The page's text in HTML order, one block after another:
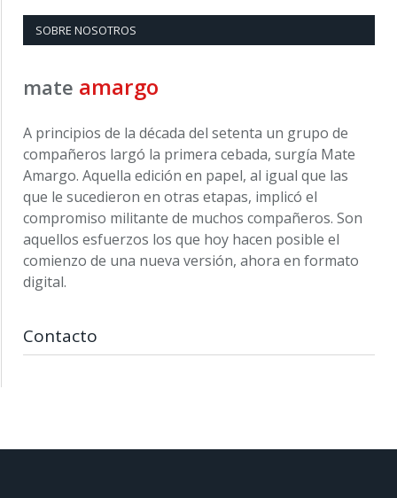
SOBRE NOSOTROS
mate amargo
A principios de la década del setenta un grupo de
compañeros largó la primera cebada, surgía Mate
Amargo. Aquella edición en papel, al igual que las
que le sucedieron en otras etapas, implicó el
compromiso militante de muchos compañeros. Son
aquellos esfuerzos los que hoy hacen posible el
comienzo de una nueva versión, ahora en formato
digital.
Contacto